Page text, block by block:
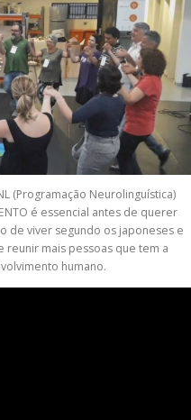
(Programação Neurolinguística)
é essencial antes de querer
de viver segundo os japoneses e
reunir mais pessoas que tem a
humano.